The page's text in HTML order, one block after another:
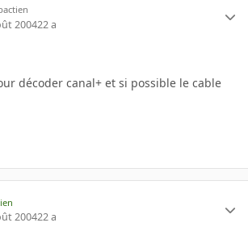
200422 a
décoder canal+ et si possible le cable
200422 a